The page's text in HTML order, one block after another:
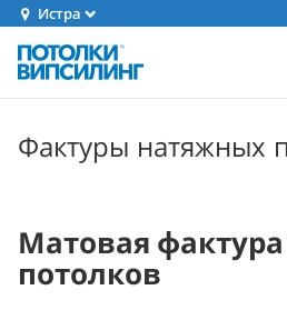
Истра
Фактуры натяжных
Матовая
потолков